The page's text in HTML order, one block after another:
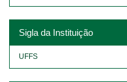
Sigla da Instituição
UFFS